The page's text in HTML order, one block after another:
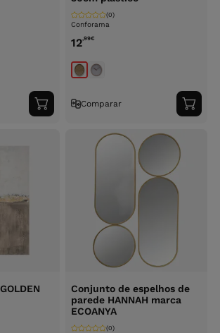
Adicionar
ao
Conforama
(0)
12,99€
Comparar
ao
Conjunto de espelhos de
parede HANNAH marca
ECOANYA
(0)